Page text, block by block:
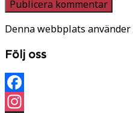
Denna webbplats
Följ oss
Facebook